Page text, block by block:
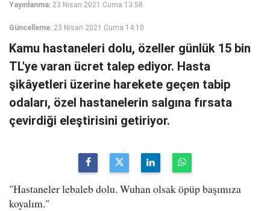
Yayınlanma: 23 Nisan 2021 Cuma 13:58
Güncelleme: 23 Nisan 2021 Cuma 14:10
Kamu hastaneleri dolu, özeller günlük 15 bin
TL'ye varan ücret talep ediyor. Hasta
şikâyetleri üzerine harekete geçen tabip
odaları, özel hastanelerin salgına fırsata
çevirdiği eleştirisini getiriyor.
"Hastaneler lebaleb dolu. Wuhan olsak öpüp başımıza
koyalım."